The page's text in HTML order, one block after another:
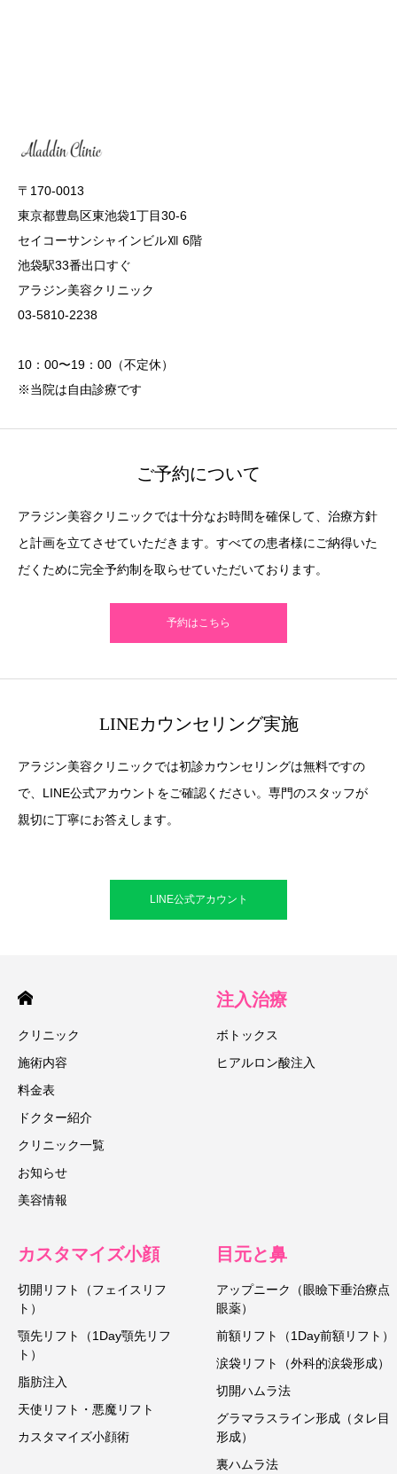
〒170-0013
東京都豊島区東池袋1丁目30-6
セイコーサンシャインビルⅫ 6階
池袋駅33番出口すぐ
アラジン美容クリニック
03-5810-2238
10：00〜19：00（不定休）
※当院は自由診療です
ご予約について
アラジン美容クリニックでは十分なお時間を確保して、治療方針
と計画を立てさせていただきます。すべての患者様にご納得いた
だくために完全予約制を取らせていただいております。
予約はこちら
LINEカウンセリング実施
アラジン美容クリニックでは初診カウンセリングは無料ですの
で、LINE公式アカウントをご確認ください。専門のスタッフが
親切に丁寧にお答えします。
LINE公式アカウント
クリニック
施術内容
料金表
ドクター紹介
クリニック一覧
お知らせ
美容情報
注入治療
ボトックス
ヒアルロン酸注入
カスタマイズ小顔
切開リフト（フェイスリフ
ト）
顎先リフト（1Day顎先リフ
ト）
脂肪注入
天使リフト・悪魔リフト
カスタマイズ小顔術
目元と鼻
アップニーク（眼瞼下垂治療点
眼薬）
前額リフト（1Day前額リフト）
涙袋リフト（外科的涙袋形成）
切開ハムラ法
グラマラスライン形成（タレ目
形成）
裏ハムラ法